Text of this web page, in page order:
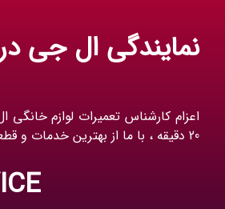
نمایندگی ال جی
اعزام کارشناس تعمیرات لوازم
20 دقیقه ، با ما از بهترین خدمات و قطعات اورجینال بهرمند شوید.